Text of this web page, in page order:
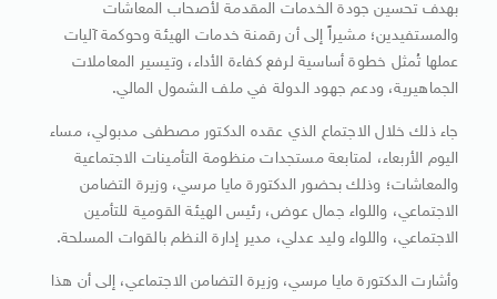
بهدف تحسين جودة الخدمات المقدمة لأصحاب المعاشات
والمستفيدين؛ مشيراً إلى أن رقمنة خدمات الهيئة وحوكمة آليات
عملها تُمثل خطوة أساسية لرفع كفاءة الأداء، وتيسير المعاملات
الجماهيرية، ودعم جهود الدولة في ملف الشمول المالي.
جاء ذلك خلال الاجتماع الذي عقده الدكتور مصطفى مدبولي، مساء
اليوم الأربعاء، لمتابعة مستجدات منظومة التأمينات الاجتماعية
والمعاشات؛ وذلك بحضور الدكتورة مايا مرسي، وزيرة التضامن
الاجتماعي، واللواء جمال عوض، رئيس الهيئة القومية للتأمين
الاجتماعي، واللواء وليد عدلي، مدير إدارة النظم بالقوات المسلحة.
وأشارت الدكتورة مايا مرسي، وزيرة التضامن الاجتماعي، إلى أن هذا